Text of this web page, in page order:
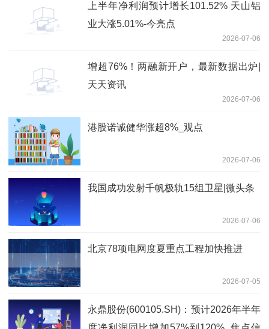
上半年净利润预计增长101.52% 天山铝
业大涨5.01%-今亮点
2026-07-06
增超76%！两融新开户，最新数据出炉|
天天资讯
2026-07-06
港股诺诚健华涨超8%_观点
2026-07-06
我国成功发射千帆极轨15组卫星|微头条
2026-07-06
北京78项电网度夏重点工程加快推进
2026-07-05
永鼎股份(600105.SH)：预计2026年半年